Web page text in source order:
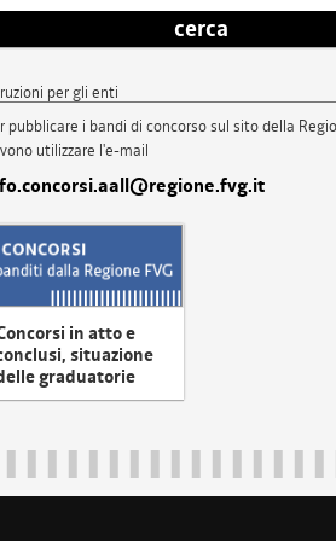
cerca
per gli enti
pubblicare i bandi di concorso sul sito della
utilizzare l'e-mail
in atto e
situazione
graduatorie